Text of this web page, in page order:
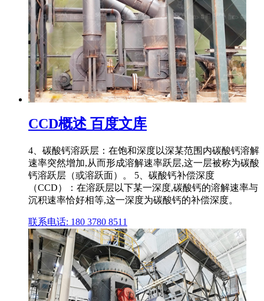
CCD概述 百度文库
4、碳酸钙溶跃层：在饱和深度以深某范围内碳酸钙溶解
速率突然增加,从而形成溶解速率跃层,这一层被称为碳酸
钙溶跃层（或溶跃面）。 5、碳酸钙补偿深度
（CCD）：在溶跃层以下某一深度,碳酸钙的溶解速率与
沉积速率恰好相等,这一深度为碳酸钙的补偿深度。
联系电话: 180 3780 8511